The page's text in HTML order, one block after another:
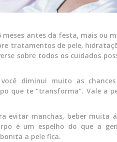
meses antes da festa, mais ou
tratamentos de pele,
sobre todos os cuidados
diminui muito as
que te “transforma”. Vale a
evitar manchas, beber muita
é um espelho do que a
a pele fica.